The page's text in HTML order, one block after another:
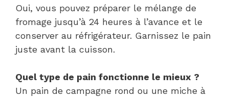
Oui, vous pouvez préparer le mélange de
fromage jusqu’à 24 heures à l’avance et le
conserver au réfrigérateur. Garnissez le pain
juste avant la cuisson.
Quel type de pain fonctionne le mieux ?
Un pain de campagne rond ou une miche à